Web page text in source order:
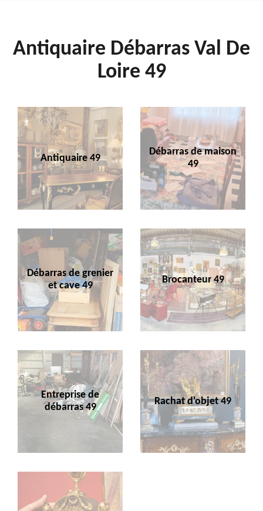
Antiquaire Débarras Val De
Loire 49
Antiquaire 49
Débarras de maison
49
Débarras de grenier
et cave 49
Brocanteur 49
Entreprise de
débarras 49
Rachat d'objet 49